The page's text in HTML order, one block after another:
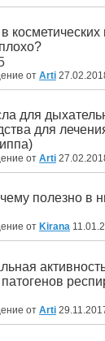
косметических
от Arti
для
для
от Arti
полезно в
от Kirana
от Arti